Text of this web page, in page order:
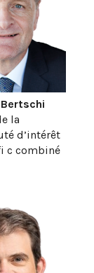
la
d’intérêt
c combiné